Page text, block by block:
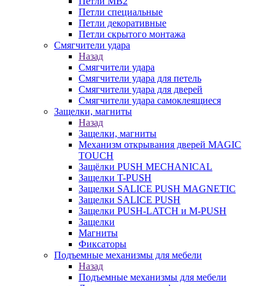
Петли специальные
Петли декоративные
Петли скрытого монтажа
Смягчители удара
Назад
Смягчители удара
Смягчители удара для петель
Смягчители удара для дверей
Cмягчители удара самоклеящиеся
Защелки, магниты
Назад
Защелки, магниты
Механизм открывания дверей MAGIC
TOUCH
Защёлки PUSH MECHANICAL
Защелки T-PUSH
Защелки SALICE PUSH MAGNETIC
Защелки SALICE PUSH
Защелки PUSH-LATCH и M-PUSH
Защелки
Магниты
Фиксаторы
Подъемные механизмы для мебели
Назад
Подъемные механизмы для мебели